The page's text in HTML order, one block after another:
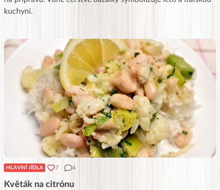
kuchyni.
HLAVNÍ JÍDLA 7 4
Květák na citrónu